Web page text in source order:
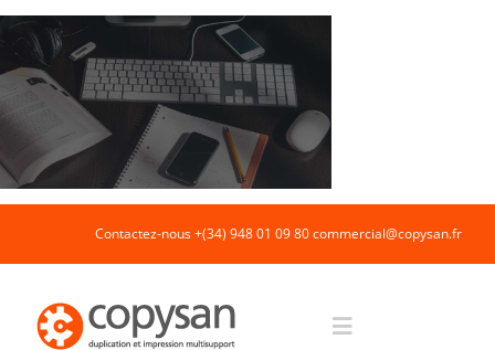
Passer
contenu
Contactez-nous +(34) 948 01 09 80commercial@copysan.fr
Toggle